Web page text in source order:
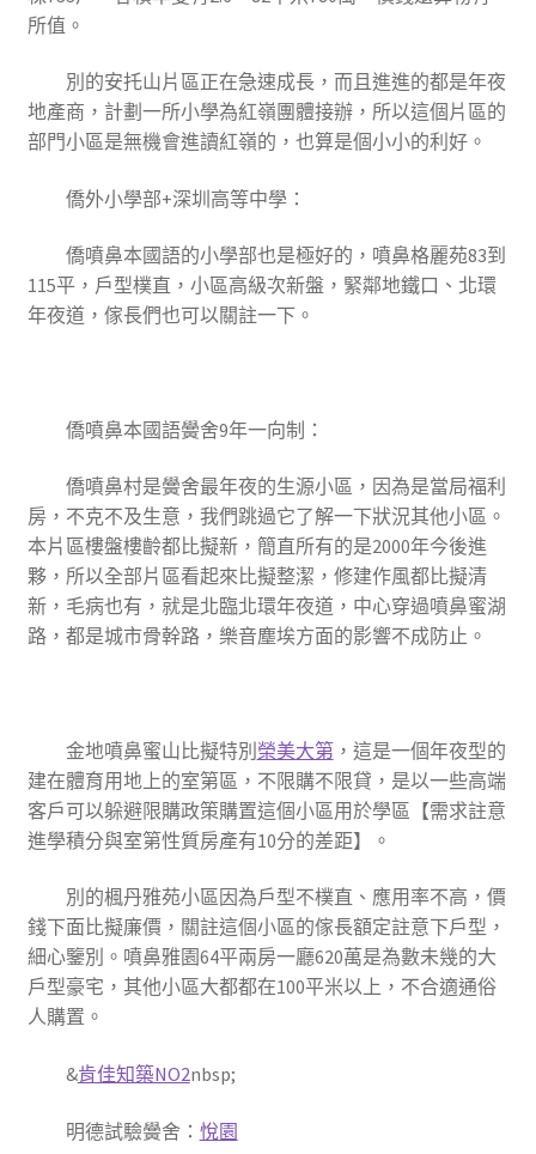
所值。
別的安托山片區正在急速成長，而且進進的都是年夜
地產商，計劃一所小學為紅嶺團體接辦，所以這個片區的
部門小區是無機會進讀紅嶺的，也算是個小小的利好。
僑外小學部+深圳高等中學：
僑噴鼻本國語的小學部也是極好的，噴鼻格麗苑83到
115平，戶型樸直，小區高級次新盤，緊鄰地鐵口、北環
年夜道，傢長們也可以關註一下。
僑噴鼻本國語黌舍9年一向制 ：
僑噴鼻村是黌舍最年夜的生源小區，因為是當局福利
房，不克不及生意，我們跳過它了解一下狀況其他小區。
本片區樓盤樓齡都比擬新，簡直所有的是2000年今後進
夥，所以全部片區看起來比擬整潔，修建作風都比擬清
新，毛病也有，就是北臨北環年夜道，中心穿過噴鼻蜜湖
路，都是城市骨幹路，樂音塵埃方面的影響不成防止。
金地噴鼻蜜山比擬特別榮美大第，這是一個年夜型的
建在體育用地上的室第區，不限購不限貸，是以一些高端
客戶可以躲避限購政策購置這個小區用於學區【需求註意
進學積分與室第性質房產有10分的差距】。
別的楓丹雅苑小區因為戶型不樸直、應用率不高，價
錢下面比擬廉價，關註這個小區的傢長額定註意下戶型，
細心鑒別。噴鼻雅園64平兩房一廳620萬是為數未幾的大
戶型豪宅，其他小區大都都在100平米以上，不合適通俗
人購置。
&肯佳知築NO2nbsp;
明德試驗黌舍： 悅園